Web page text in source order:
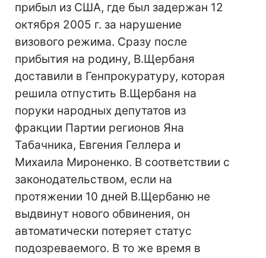
прибыл из США, где был задержан 12
октября 2005 г. за нарушение
визового режима. Сразу после
прибытия на родину, В.Щербаня
доставили в Генпрокуратуру, которая
решила отпустить В.Щербаня на
поруки народных депутатов из
фракции Партии регионов Яна
Табачника, Евгения Геллера и
Михаила Мироненко. В соответствии с
законодательством, если на
протяжении 10 дней В.Щербаню не
выдвинут нового обвинения, он
автоматически потеряет статус
подозреваемого. В то же время в